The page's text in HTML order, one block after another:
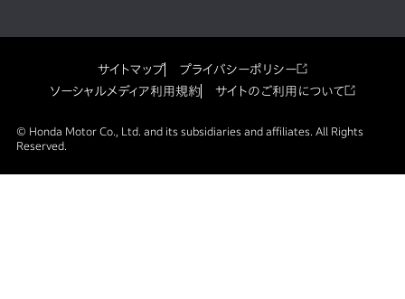
サイトマップ
プライバシーポリシー
ソーシャルメディア利用規約
サイトのご利用について
© Honda Motor Co., Ltd. and its subsidiaries and affiliates. All Rights
Reserved.